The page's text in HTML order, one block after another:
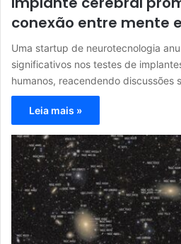
conexão entre mente
Uma startup de neurotecnologia
significativos nos testes de
humanos, reacendendo discussões
Leia mais »